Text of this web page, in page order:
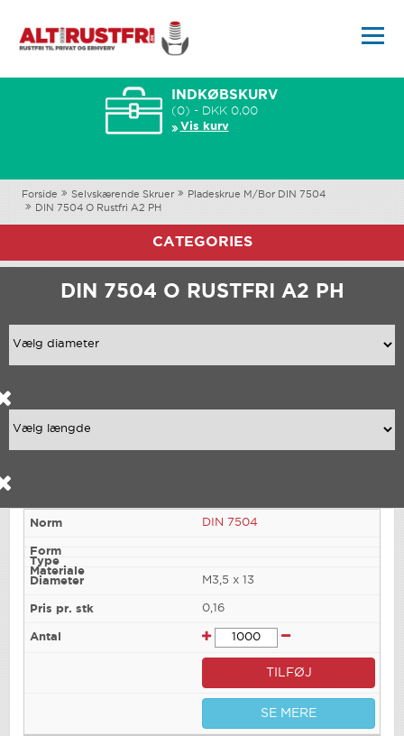
INDKØBSKURV
(0) - DKK 0,00
Vis kurv
Forside Selvskærende Skruer
Pladeskrue M/Bor DIN 7504
DIN 7504 O Rustfri A2 PH
CATEGORIES
DIN 7504 O RUSTFRI A2 PH
DIN 7504
M3,5 x 13
0,16
TILFØJ
SE MERE